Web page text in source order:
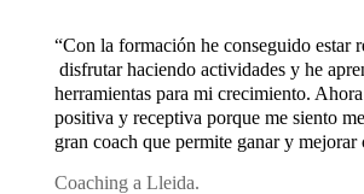
“Con la formación he conseguido estar
disfrutar haciendo actividades y he
herramientas para mi crecimiento.
positiva y receptiva porque me siento
gran coach que permite ganar y mejorar
Coaching a Lleida.